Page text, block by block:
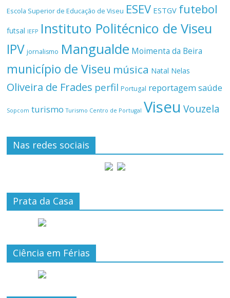
Escola Superior de Educação de Viseu ESEV ESTGV futebol
futsal IEFP Instituto Politécnico de Viseu
IPV jornalismo Mangualde Moimenta da Beira
município de Viseu música Natal Nelas
Oliveira de Frades perfil Portugal reportagemsaúde
Sopcom turismo Turismo Centro de Portugal Viseu Vouzela
Nas redes sociais
Prata da Casa
Ciência em Férias